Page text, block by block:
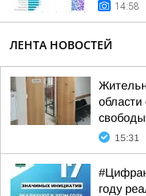
14:58
ЛЕНТА НОВОСТЕЙ
15:31
году